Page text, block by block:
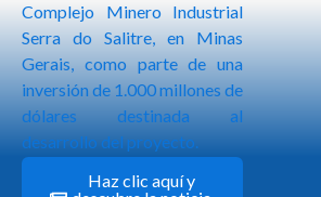
Complejo Minero Industrial
Serra do Salitre, en Minas
Gerais, como parte de una
inversión de 1.000 millones de
dólares destinada al
desarrollo del proyecto.
Haz clic aquí y